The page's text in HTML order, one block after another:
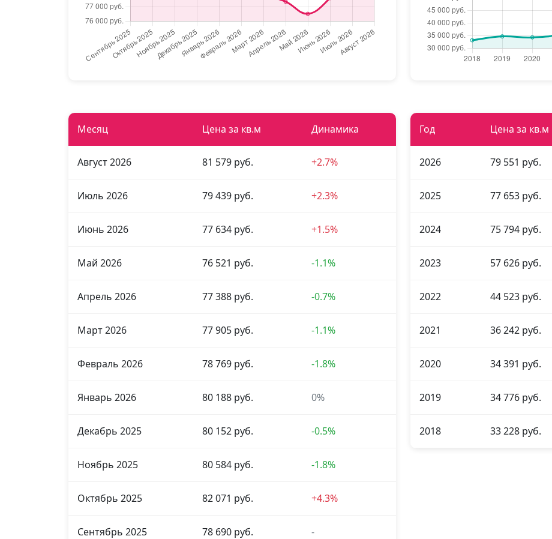
Месяц Цена за кв.м Динамика
Август 2026 81 579 руб. +2.7%
Июль 2026 79 439 руб. +2.3%
Июнь 2026 77 634 руб. +1.5%
Май 2026 76 521 руб. -1.1%
Апрель 2026 77 388 руб. -0.7%
Март 2026 77 905 руб. -1.1%
Февраль 2026 78 769 руб. -1.8%
Январь 2026 80 188 руб. 0%
Декабрь 2025 80 152 руб. -0.5%
Ноябрь 2025 80 584 руб. -1.8%
Октябрь 2025 82 071 руб. +4.3%
Сентябрь 2025 78 690 руб. -
Год Цена за кв.м
2026 79 551 руб.
2025 77 653 руб.
2024 75 794 руб.
2023 57 626 руб.
2022 44 523 руб.
2021 36 242 руб.
2020 34 391 руб.
2019 34 776 руб.
2018 33 228 руб.